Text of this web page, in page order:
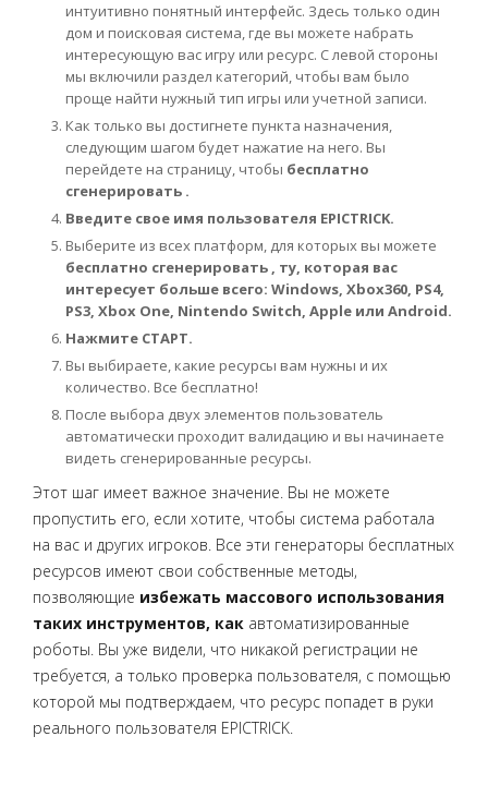
интуитивно понятный интерфейс. Здесь только один
дом и поисковая система, где вы можете набрать
интересующую вас игру или ресурс. С левой стороны
мы включили раздел категорий, чтобы вам было
проще найти нужный тип игры или учетной записи.
Как только вы достигнете пункта назначения,
следующим шагом будет нажатие на него. Вы
перейдете на страницу, чтобы бесплатно
сгенерировать .
Введите свое имя пользователя EPICTRICK.
Выберите из всех платформ, для которых вы можете
бесплатно сгенерировать , ту, которая вас
интересует больше всего: Windows, Xbox360, PS4,
PS3, Xbox One, Nintendo Switch, Apple или Android.
Нажмите СТАРТ.
Вы выбираете, какие ресурсы вам нужны и их
количество. Все бесплатно!
После выбора двух элементов пользователь
автоматически проходит валидацию и вы начинаете
видеть сгенерированные ресурсы.
Этот шаг имеет важное значение. Вы не можете
пропустить его, если хотите, чтобы система работала
на вас и других игроков. Все эти генераторы бесплатных
ресурсов имеют свои собственные методы,
позволяющие избежать массового использования
таких инструментов, как автоматизированные
роботы. Вы уже видели, что никакой регистрации не
требуется, а только проверка пользователя, с помощью
которой мы подтверждаем, что ресурс попадет в руки
реального пользователя EPICTRICK.